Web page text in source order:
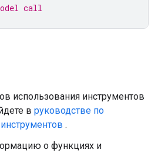
call
использования инструментов
в руководстве по
.
о функциях и